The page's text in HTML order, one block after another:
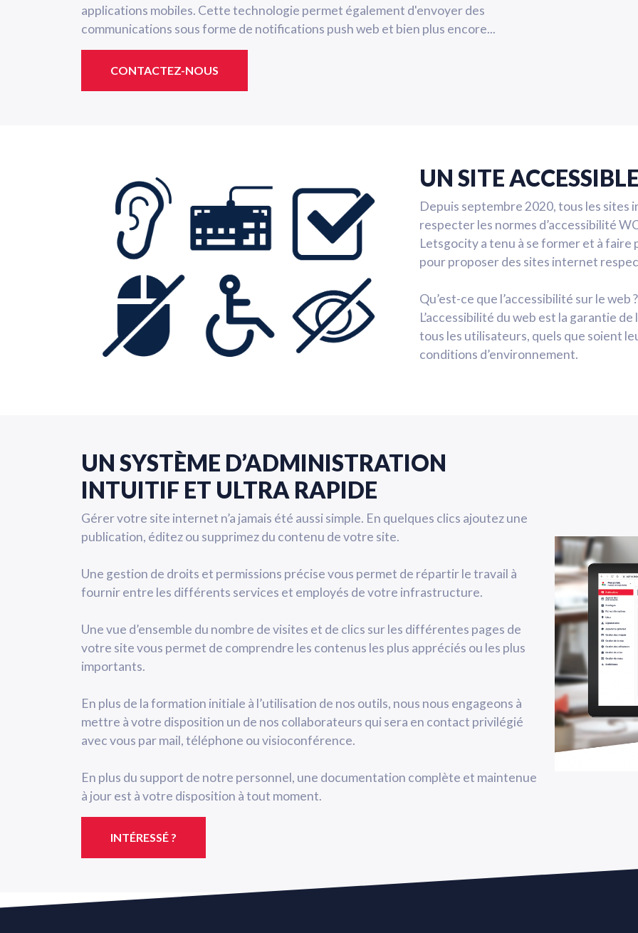
applications mobiles. Cette technologie permet également d'envoyer des
communications sous forme de notifications push web et bien plus encore...
CONTACTEZ-NOUS
UN SITE
Depuis septembre 2020, tous les
respecter les normes d’accessibilité
Letsgocity a tenu à se former et à
pour proposer des sites internet
Qu’est-ce que l’accessibilité sur le web ?
L’accessibilité du web est la garantie
tous les utilisateurs, quels que soient
conditions d’environnement.
UN SYSTÈME D’ADMINISTRATION
INTUITIF ET ULTRA RAPIDE
Gérer votre site internet n’a jamais été aussi simple. En quelques clics ajoutez une
publication, éditez ou supprimez du contenu de votre site.
Une gestion de droits et permissions précise vous permet de répartir le travail à
fournir entre les différents services et employés de votre infrastructure.
Une vue d’ensemble du nombre de visites et de clics sur les différentes pages de
votre site vous permet de comprendre les contenus les plus appréciés ou les plus
importants.
En plus de la formation initiale à l’utilisation de nos outils, nous nous engageons à
mettre à votre disposition un de nos collaborateurs qui sera en contact privilégié
avec vous par mail, téléphone ou visioconférence.
En plus du support de notre personnel, une documentation complète et maintenue
à jour est à votre disposition à tout moment.
INTÉRESSÉ ?